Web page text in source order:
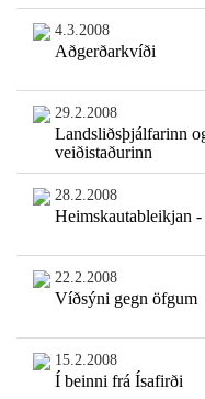
4.3.2008
Aðgerðarkvíði
29.2.2008
Landsliðsþjálfarinn
veiðistaðurinn
28.2.2008
Heimskautableikjan
22.2.2008
Víðsýni gegn öfgum
15.2.2008
Í beinni frá Ísafirði